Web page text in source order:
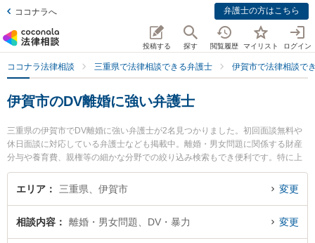
ココナラへ 弁護士の方はこちら
投稿する 探す 閲覧履歴 マイリスト ログイン
ココナラ法律相談 三重県で法律相談できる弁護士 伊賀市で法律相談で
伊賀市のDV離婚に強い弁護士
三重県の伊賀市でDV離婚に強い弁護士が2名見つかりました。初回面談無料や
休日面談に対応している弁護士なども掲載中。離婚・男女問題に関係する財産
分与や養育費、親権等の細かな分野での絞り込み検索もでき便利です。特に上
野法律事務所の米田 義弘弁護士や伊賀中央法律事務所の本城 祐貴弁護士のプロ
フィール情報や弁護士費用、強みなどが注目されています。『伊賀市で土日や
夜間に発生したDV離婚のトラブルを今すぐに弁護士に相談したい』『DV離婚
離婚を法律相談できる伊賀市内の弁護士に相談予約したい』などでお困りの相
談者さんにおすすめです。
エリア 三重県、伊賀市 変更
相談内容 離婚・男女問題、DV・暴力 変更